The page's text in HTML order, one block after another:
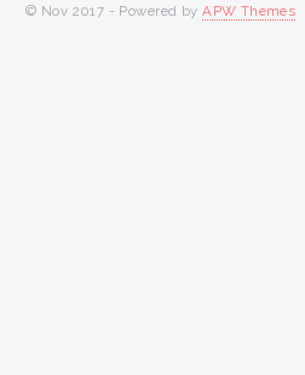
© Nov 2017 - Powered byAPW Themes